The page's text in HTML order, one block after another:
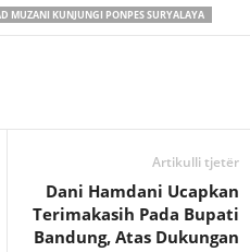
MUZANI KUNJUNGI PONPES SURYALAYA
Artikulli tjetër
Dani Hamdani Ucapkan
Terimakasih Pada Bupati
Bandung, Atas Dukungan